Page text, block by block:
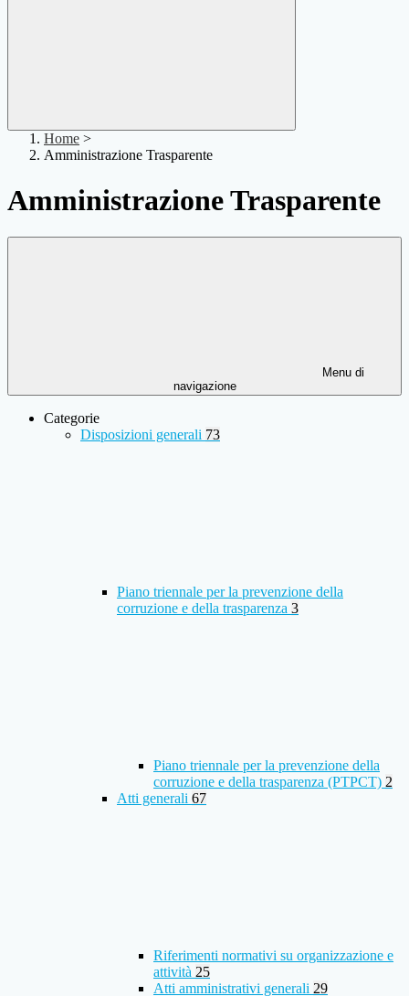
Home >
Amministrazione Trasparente
Amministrazione Trasparente
Menu di
navigazione
Categorie
Disposizioni generali 73
Piano triennale per la prevenzione della
corruzione e della trasparenza 3
Piano triennale per la prevenzione della
corruzione e della trasparenza (PTPCT) 2
Atti generali 67
Riferimenti normativi su organizzazione e
attività 25
Atti amministrativi generali 29